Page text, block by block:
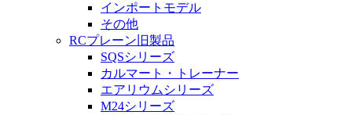
インポートモデル
その他
RCプレーン旧製品
SQSシリーズ
カルマート・トレーナー
エアリウムシリーズ
M24シリーズ